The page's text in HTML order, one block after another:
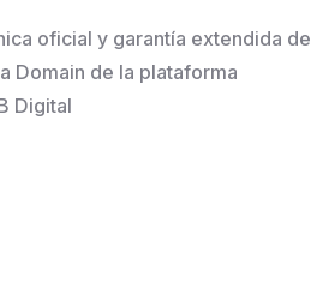
oficial y garantía extendida de
Domain de la plataforma
Digital